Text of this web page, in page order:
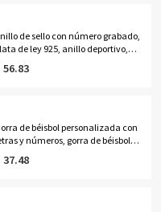
de sello con número grabado,
de ley 925, anillo deportivo,
de baloncesto para
del deporte
56.83
de béisbol personalizada con
y números, gorra de béisbol
verano con letras desgastadas,
para niñas de
37.48